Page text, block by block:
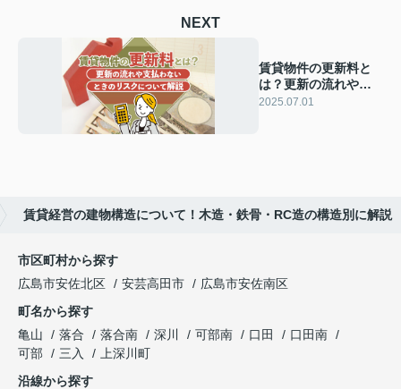
NEXT
賃貸物件の更新料と
は？更新の流れや支
払わないときのリス
2025.07.01
賃貸経営の建物構造について！木造・鉄骨・RC造の構造別に解説
市区町村から探す
広島市安佐北区
安芸高田市
広島市安佐南区
町名から探す
亀山
落合 落合南 深川 可部南 口田
口田南
可部
三入
上深川町
沿線から探す